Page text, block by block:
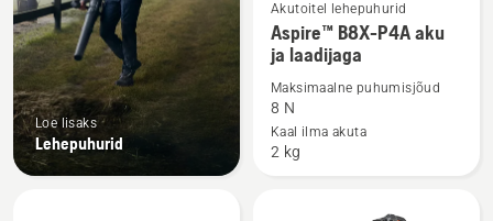
Loe lisaks
Lehepuhurid
Vaata
rohkem
üksikasju
toote
Aspire™
B8X-
Akutoitel lehepuhurid
Aspire™ B8X-P4A aku
ja laadijaga
Maksimaalne puhumisjõud
8 N
Kaal ilma akuta
2 kg